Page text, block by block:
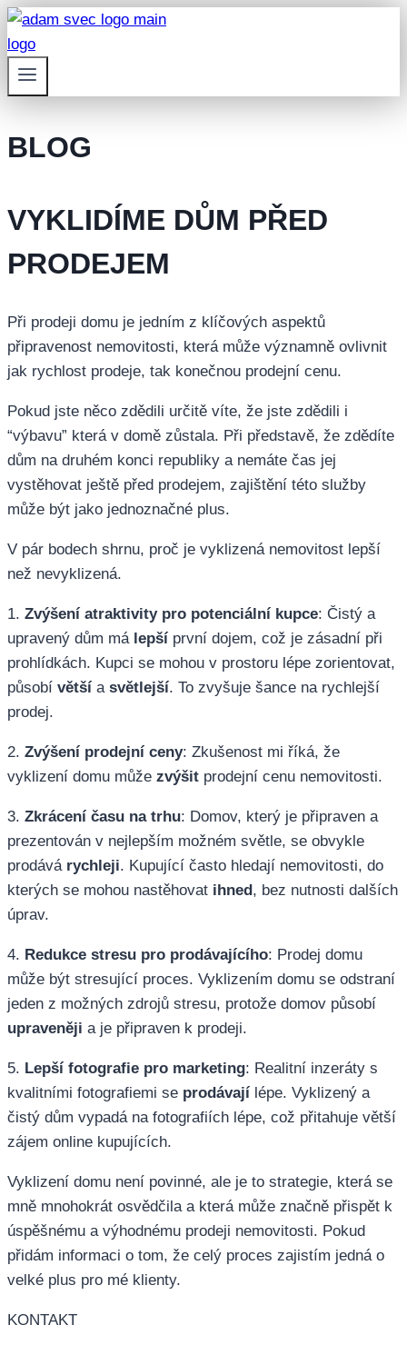
Přeskočit
na
obsah
BLOG
VYKLIDÍME DŮM PŘED
PRODEJEM
Při prodeji domu je jedním z klíčových aspektů
připravenost nemovitosti, která může významně ovlivnit
jak rychlost prodeje, tak konečnou prodejní cenu.
Pokud jste něco zdědili určitě víte, že jste zdědili i
“výbavu” která v domě zůstala. Při představě, že zdědíte
dům na druhém konci republiky a nemáte čas jej
vystěhovat ještě před prodejem, zajištění této služby
může být jako jednoznačné plus.
V pár bodech shrnu, proč je vyklizená nemovitost lepší
než nevyklizená.
1. Zvýšení atraktivity pro potenciální kupce: Čistý a
upravený dům má lepší první dojem, což je zásadní při
prohlídkách. Kupci se mohou v prostoru lépe zorientovat,
působí větší a světlejší. To zvyšuje šance na rychlejší
prodej.
2. Zvýšení prodejní ceny: Zkušenost mi říká, že
vyklizení domu může zvýšit prodejní cenu nemovitosti.
3. Zkrácení času na trhu: Domov, který je připraven a
prezentován v nejlepším možném světle, se obvykle
prodává rychleji. Kupující často hledají nemovitosti, do
kterých se mohou nastěhovat ihned, bez nutnosti dalších
úprav.
4. Redukce stresu pro prodávajícího: Prodej domu
může být stresující proces. Vyklizením domu se odstraní
jeden z možných zdrojů stresu, protože domov působí
upraveněji a je připraven k prodeji.
5. Lepší fotografie pro marketing: Realitní inzeráty s
kvalitními fotografiemi se prodávají lépe. Vyklizený a
čistý dům vypadá na fotografiích lépe, což přitahuje větší
zájem online kupujících.
Vyklizení domu není povinné, ale je to strategie, která se
mně mnohokrát osvědčila a která může značně přispět k
úspěšnému a výhodnému prodeji nemovitosti. Pokud
přidám informaci o tom, že celý proces zajistím jedná o
velké plus pro mé klienty.
KONTAKT